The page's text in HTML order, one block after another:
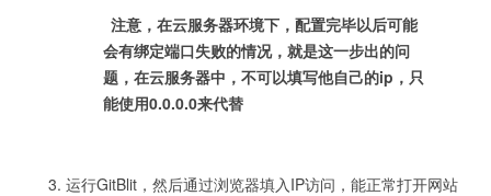
注意，在云服务器环境下，配置完毕以后可能
会有绑定端口失败的情况，就是这一步出的问
题，在云服务器中，不可以填写他自己的ip，只
能使用0.0.0.0来代替
运行GitBlit，然后通过浏览器填入IP访问，能正常打开网站